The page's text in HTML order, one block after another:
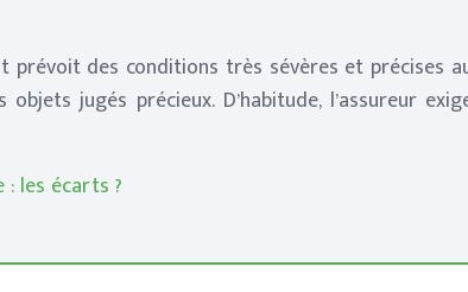
prévoit des conditions très sévères et précises
jugés précieux. D’habitude, l’assureur
: les écarts ?